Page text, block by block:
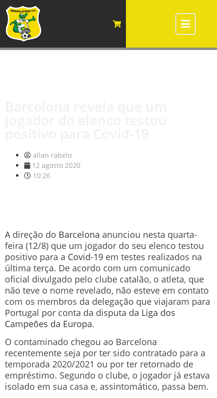
allan rabelo
12 agosto 2020
10:26
A direção do Barcelona anunciou nesta quarta-
feira (12/8) que um jogador do seu elenco testou
positivo para a Covid-19 em testes realizados na
última terça. De acordo com um comunicado
oficial divulgado pelo clube catalão, o atleta, que
não teve o nome revelado, não esteve em contato
com os membros da delegação que viajaram para
Portugal por conta da disputa da Liga dos
Campeões da Europa.
O contaminado chegou ao Barcelona
recentemente seja por ter sido contratado para a
temporada 2020/2021 ou por ter retornado de
empréstimo. Segundo o clube, o jogador já estava
isolado em sua casa e, assintomático, passa bem.